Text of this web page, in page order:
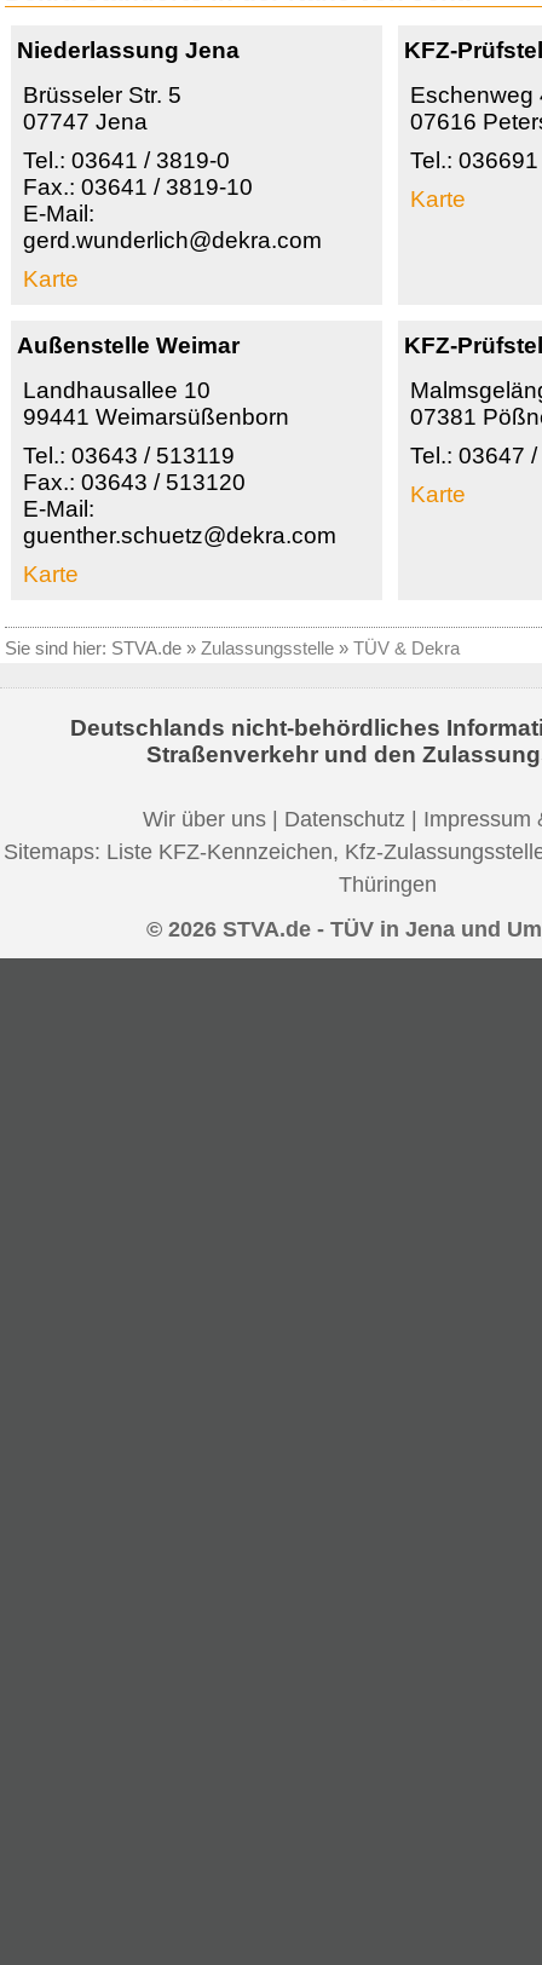
Niederlassung Jena
Brüsseler Str. 5
07747 Jena
Tel.: 03641 / 3819-0
Fax.: 03641 / 3819-10
E-Mail:
gerd.wunderlich@dekra.com
Karte
KFZ-
Eschenweg
07616
Tel.:
Karte
Außenstelle Weimar
Landhausallee 10
99441 Weimarsüßenborn
Tel.: 03643 / 513119
Fax.: 03643 / 513120
E-Mail:
guenther.schuetz@dekra.com
Karte
KFZ-
07381
Tel.: 03647
Karte
Sie sind hier: STVA.de » Zulassungsstelle » TÜV & Dekra
Deutschlands nicht-behördliches
Straßenverkehr und den
Wir über uns Datenschutz
Impressum
Sitemaps: Liste KFZ-Kennzeichen, Kfz-
Thüringen
© 2026 STVA.de - TÜV in Jena und